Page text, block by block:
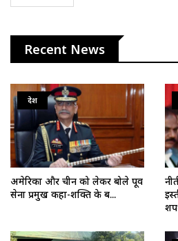
Recent News
देश
अमेरिका और चीन को लेकर बोले पूर्व
सेना प्रमुख कहा-शक्ति के ब...